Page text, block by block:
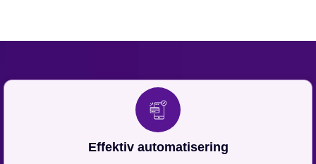
Effektiv automatisering